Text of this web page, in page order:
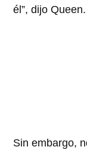
él”, dijo Queen.
Sin embargo,